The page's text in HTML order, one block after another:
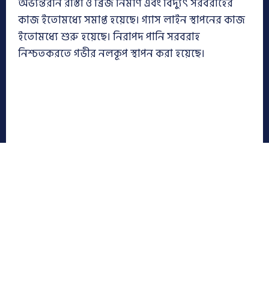
অভ্যন্তরীন রাস্তা ও ব্রিজ নির্মাণ এবং বিদ্যুৎ সরবরাহের
কাজ ইতোমধ্যে সমাপ্ত হয়েছে। গ্যাস লাইন স্থাপনের কাজ
ইতোমধ্যে শুরু হয়েছে। নিরাপদ পানি সরবরাহ
নিশ্চতকরতে গভীর নলকূপ স্থাপন করা হয়েছে।